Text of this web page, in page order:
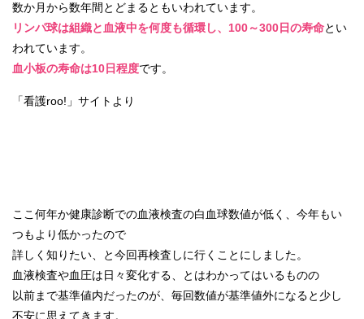
数か月から数年間とどまるともいわれています。
リンパ球は組織と血液中を何度も循環し、100～300日の寿命とい
われています。
血小板の寿命は10日程度です。
「看護roo!」サイトより
ここ何年か健康診断での血液検査の白血球数値が低く、今年もい
つもより低かったので
詳しく知りたい、と今回再検査しに行くことにしました。
血液検査や血圧は日々変化する、とはわかってはいるものの
以前まで基準値内だったのが、毎回数値が基準値外になると少し
不安に思えてきます。